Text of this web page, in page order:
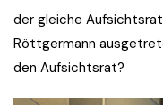
der gleiche
Röttgermann
den Aufsichtsrat?